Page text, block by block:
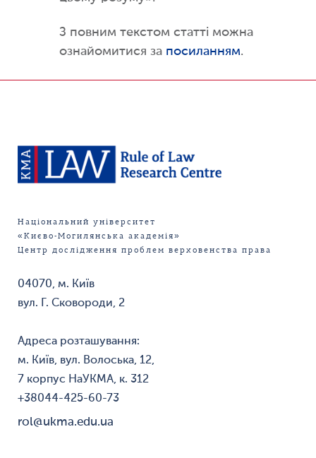
З повним текстом статті можна
ознайомитися за посиланням.
Національний університет
«Києво-Могилянська академія»
Центр дослідження проблем верховенства права
04070, м. Київ
вул. Г. Сковороди, 2
Адреса розташування:
м. Київ, вул. Волоська, 12,
7 корпус НаУКМА, к. 312
+38044-425-60-73
rol@ukma.edu.ua